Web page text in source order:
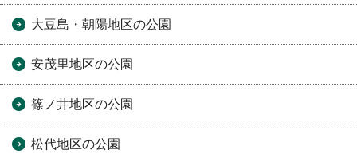
大豆島・朝陽地区の公園
安茂里地区の公園
篠ノ井地区の公園
松代地区の公園